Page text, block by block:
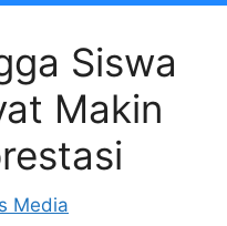
Siswa
Makin
Media